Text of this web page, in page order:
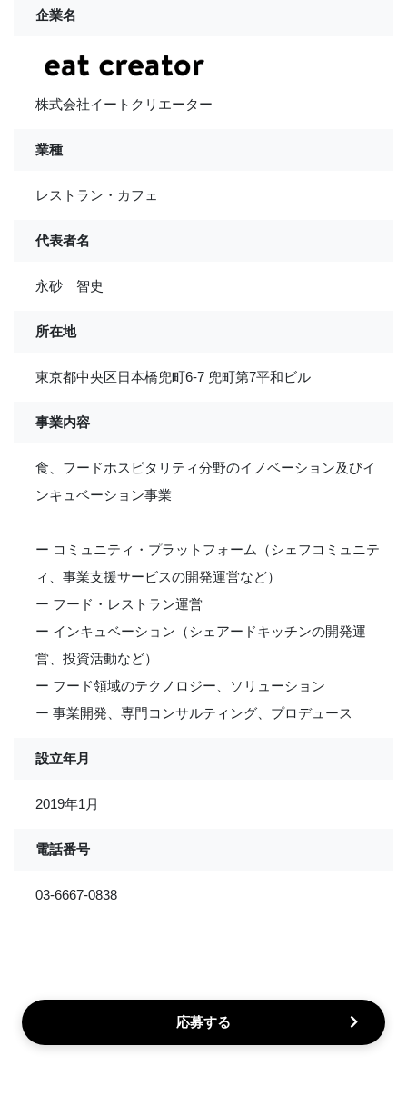
企業名
株式会社イートクリエーター
業種
レストラン・カフェ
代表者名
永砂 智史
所在地
東京都中央区日本橋兜町6-7 兜町第7平和ビル
事業内容
食、フードホスピタリティ分野のイノベーション及びイ
ンキュベーション事業
ー コミュニティ・プラットフォーム（シェフコミュニテ
ィ、事業支援サービスの開発運営など）
ー フード・レストラン運営
ー インキュベーション（シェアードキッチンの開発運
営、投資活動など）
ー フード領域のテクノロジー、ソリューション
ー 事業開発、専門コンサルティング、プロデュース
設立年月
2019年1月
電話番号
03-6667-0838
応募する